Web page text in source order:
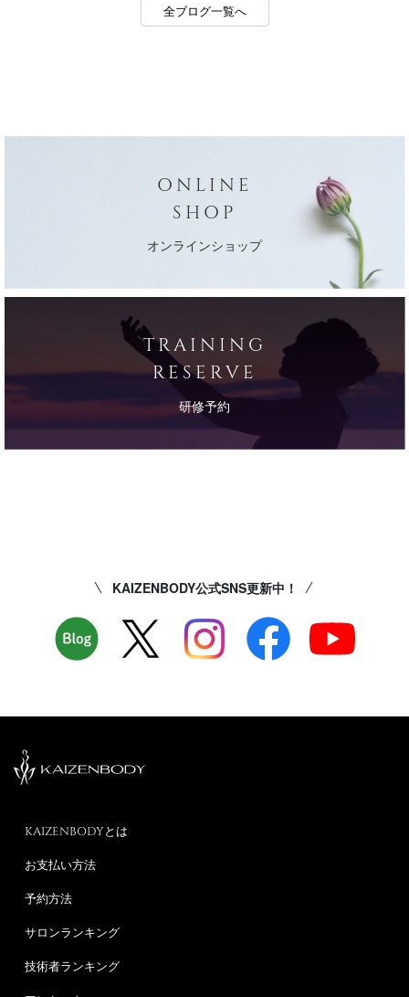
全ブログ一覧へ
ONLINE
SHOP
オンラインショップ
TRAINING
RESERVE
研修予約
KAIZENBODY公式SNS更新中！
KAIZENBODYとは
お支払い方法
予約方法
サロンランキング
技術者ランキング